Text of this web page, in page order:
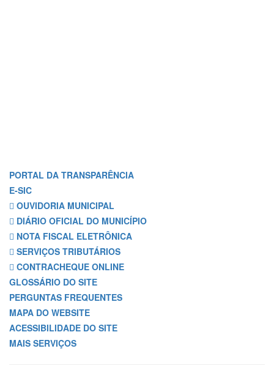
PORTAL DA TRANSPARÊNCIA
E-SIC
OUVIDORIA MUNICIPAL
DIÁRIO OFICIAL DO MUNICÍPIO
NOTA FISCAL ELETRÔNICA
SERVIÇOS TRIBUTÁRIOS
CONTRACHEQUE ONLINE
GLOSSÁRIO DO SITE
PERGUNTAS FREQUENTES
MAPA DO WEBSITE
ACESSIBILIDADE DO SITE
MAIS SERVIÇOS